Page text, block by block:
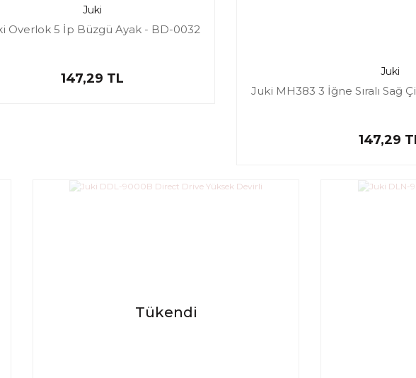
Juki
Overlok 5 İp Büzgü Ayak - BD-0032
147,29 TL Juki
Juki MH383 3 İğne Sıralı Sağ
147,29
Tükendi